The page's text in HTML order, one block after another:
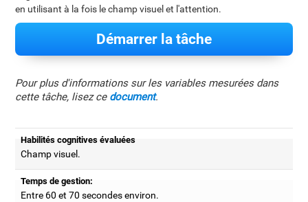
en utilisant à la fois le champ visuel et l'attention.
Démarrer la tâche
Pour plus d'informations sur les variables mesurées dans
cette tâche, lisez ce document.
Habilités cognitives évaluées
Champ visuel.
Temps de gestion:
Entre 60 et 70 secondes environ.